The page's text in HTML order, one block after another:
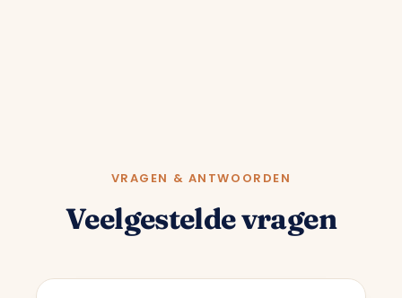
VRAGEN & ANTWOORDEN
Veelgestelde vragen